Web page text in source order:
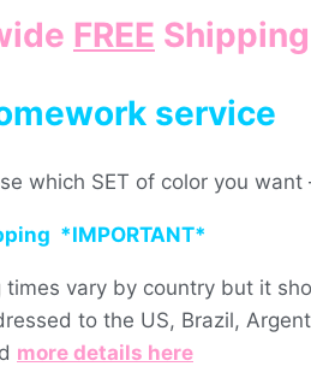
FREE Shipping
service
which SET of color you
*IMPORTANT*
times vary by country but it
to the US, Brazil,
more details here